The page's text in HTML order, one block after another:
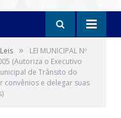
Leis »
LEI MUNICIPAL Nº
(Autoriza o Executivo
de Trânsito do
convênios e delegar suas